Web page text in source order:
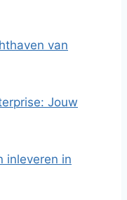
van
Jouw
inleveren in